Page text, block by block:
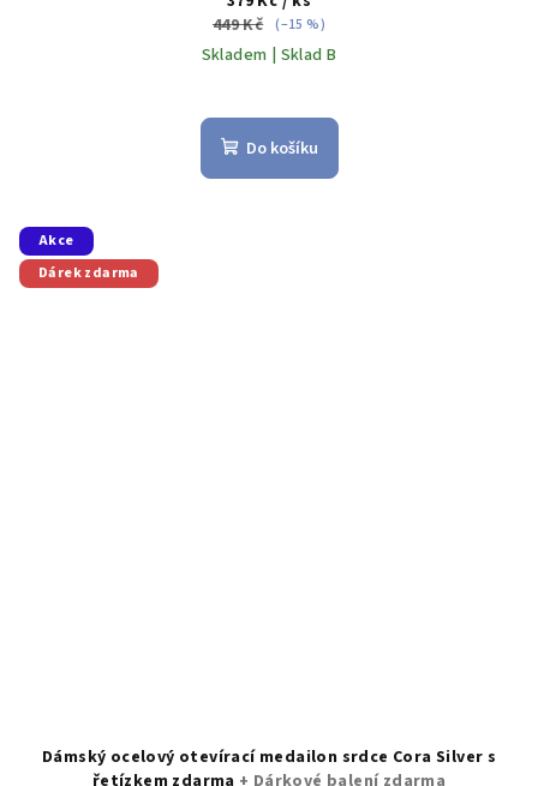
449 Kč (–15 %)
Skladem | Sklad B
Do košíku
Akce
Dárek zdarma
Dámský ocelový otevírací medailon srdce Cora Silver s